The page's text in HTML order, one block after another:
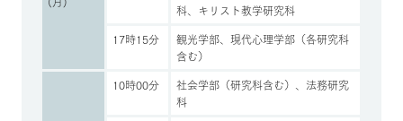
科、キリスト教学研究科
17時15分
観光学部、現代心理学部（各研究科
含む）
10時00分
社会学部（研究科含む）、法務研究
科